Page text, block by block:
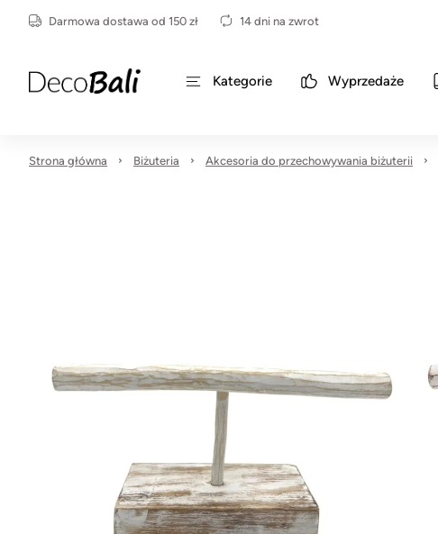
Darmowa dostawa od 150 zł 14 dni na zwrot
Kategorie Wyprzedaże
Strona główna Biżuteria Akcesoria do przechowywania biżuterii